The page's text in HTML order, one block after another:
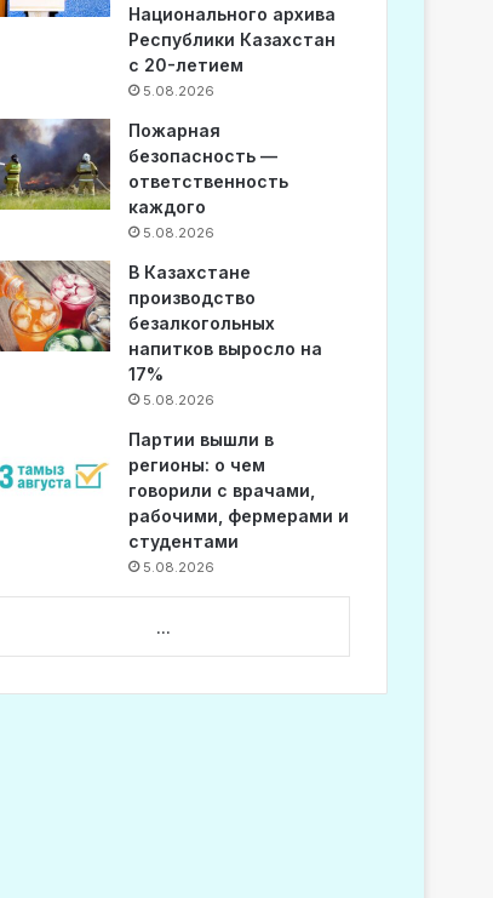
Национального архива
Республики Казахстан
с 20-летием
5.08.2026
Пожарная
безопасность —
ответственность
каждого
5.08.2026
В Казахстане
производство
безалкогольных
напитков выросло на
17%
5.08.2026
Партии вышли в
регионы: о чем
говорили с врачами,
рабочими, фермерами и
студентами
5.08.2026
...